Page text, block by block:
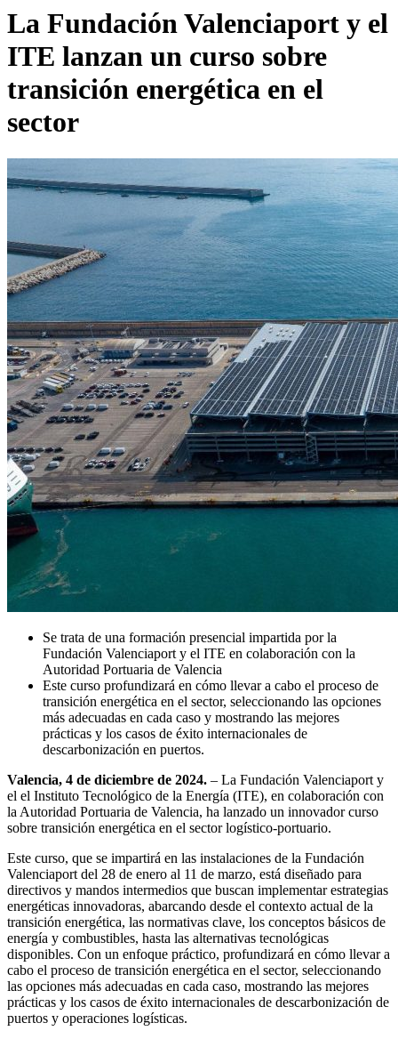
La Fundación Valenciaport y el
ITE lanzan un curso sobre
transición energética en el
sector
Se trata de una formación presencial impartida por la
Fundación Valenciaport y el ITE en colaboración con la
Autoridad Portuaria de Valencia
Este curso profundizará en cómo llevar a cabo el proceso de
transición energética en el sector, seleccionando las opciones
más adecuadas en cada caso y mostrando las mejores
prácticas y los casos de éxito internacionales de
descarbonización en puertos.
Valencia, 4 de diciembre de 2024. – La Fundación Valenciaport y
el el Instituto Tecnológico de la Energía (ITE), en colaboración con
la Autoridad Portuaria de Valencia, ha lanzado un innovador curso
sobre transición energética en el sector logístico-portuario.
Este curso, que se impartirá en las instalaciones de la Fundación
Valenciaport del 28 de enero al 11 de marzo, está diseñado para
directivos y mandos intermedios que buscan implementar estrategias
energéticas innovadoras, abarcando desde el contexto actual de la
transición energética, las normativas clave, los conceptos básicos de
energía y combustibles, hasta las alternativas tecnológicas
disponibles. Con un enfoque práctico, profundizará en cómo llevar a
cabo el proceso de transición energética en el sector, seleccionando
las opciones más adecuadas en cada caso, mostrando las mejores
prácticas y los casos de éxito internacionales de descarbonización de
puertos y operaciones logísticas.